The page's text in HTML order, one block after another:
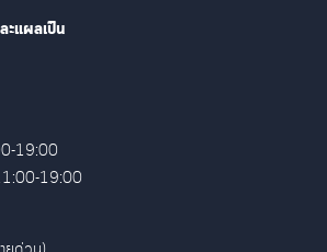
ะแผลเป็น
19:00
19:00